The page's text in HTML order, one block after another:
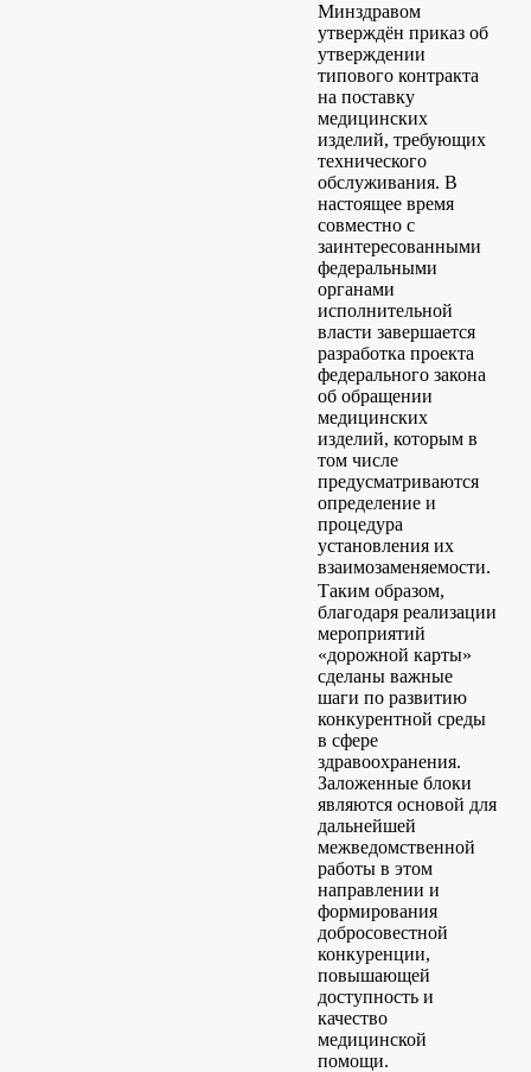
Минздравом
утверждён приказ об
утверждении
типового контракта
на поставку
медицинских
изделий, требующих
технического
обслуживания. В
настоящее время
совместно с
заинтересованными
федеральными
органами
исполнительной
власти завершается
разработка проекта
федерального закона
об обращении
медицинских
изделий, которым в
том числе
предусматриваются
определение и
процедура
установления их
взаимозаменяемости.
Таким образом,
благодаря реализации
мероприятий
«дорожной карты»
сделаны важные
шаги по развитию
конкурентной среды
в сфере
здравоохранения.
Заложенные блоки
являются основой для
дальнейшей
межведомственной
работы в этом
направлении и
формирования
добросовестной
конкуренции,
повышающей
доступность и
качество
медицинской
помощи.